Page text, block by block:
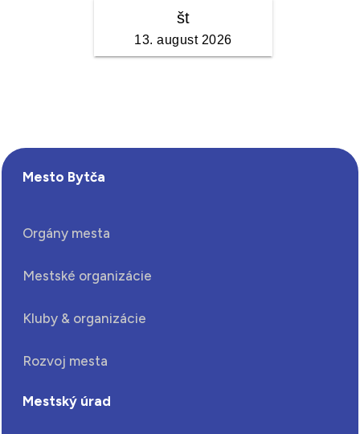
Mesto Bytča
Orgány mesta
Mestské organizácie
Kluby & organizácie
Rozvoj mesta
Mestský úrad